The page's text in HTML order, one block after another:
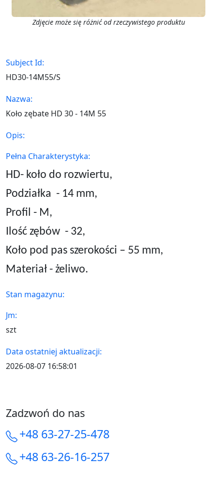
Zdjęcie może się różnić od rzeczywistego produktu
Subject Id:
HD30-14M55/S
Nazwa:
Koło zębate HD 30 - 14M 55
Opis:
Pełna Charakterystyka:
HD- koło do rozwiertu,
Podziałka - 14 mm,
Profil - M,
Ilość zębów - 32,
Koło pod pas szerokości – 55 mm,
Materiał - żeliwo.
Stan magazynu:
Jm:
szt
Data ostatniej aktualizacji:
2026-08-07 16:58:01
Zadzwoń do nas
+48 63-27-25-478
+48 63-26-16-257